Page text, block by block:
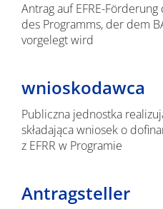
Antrag auf EFRE-
des Programms, der dem
vorgelegt wird
wnioskodawca
Publiczna jednostka
składająca wniosek o
z EFRR w Programie
Antragsteller